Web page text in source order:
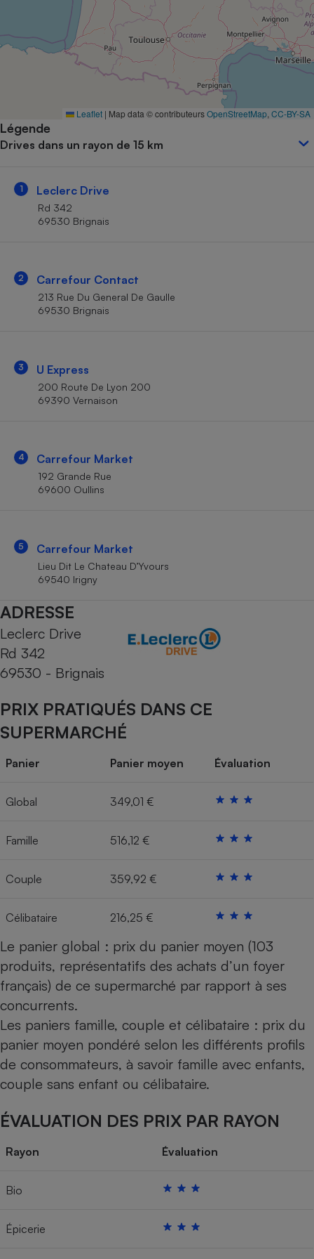
Leaflet | Map data © contributeursOpenStreetMap CC-BY-SA
Légende
Drives dans un rayon de 15 km
1 Leclerc Drive
Rd 342
69530 Brignais
2 Carrefour Contact
213 Rue Du General De Gaulle
69530 Brignais
3 U Express
200 Route De Lyon 200
69390 Vernaison
4 Carrefour Market
192 Grande Rue
69600 Oullins
5 Carrefour Market
Lieu Dit Le Chateau D’Yvours
69540 Irigny
ADRESSE
Leclerc Drive
Rd 342
69530 - Brignais
PRIX PRATIQUÉS DANS CE
SUPERMARCHÉ
Panier Panier moyen Évaluation
Global 349,01 €
Famille 516,12 €
Couple 359,92 €
Célibataire 216,25 €
Le panier global : prix du panier moyen (103
produits, représentatifs des achats d’un foyer
français) de ce supermarché par rapport à ses
concurrents.
Les paniers famille, couple et célibataire : prix du
panier moyen pondéré selon les différents profils
de consommateurs, à savoir famille avec enfants,
couple sans enfant ou célibataire.
ÉVALUATION DES PRIX PAR RAYON
Rayon Évaluation
Bio
Épicerie
Complément
alimentaire
Assurance emprunteur
Petit électroménager -
Cafetière à expressos
Robot ménager
Mutuelle